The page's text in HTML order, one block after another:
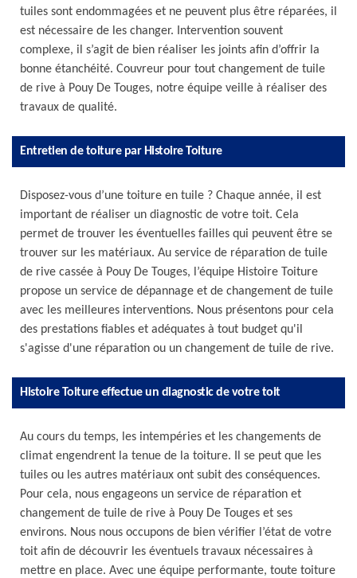
tuiles sont endommagées et ne peuvent plus être réparées, il
est nécessaire de les changer. Intervention souvent
complexe, il s’agit de bien réaliser les joints afin d’offrir la
bonne étanchéité. Couvreur pour tout changement de tuile
de rive à Pouy De Touges, notre équipe veille à réaliser des
travaux de qualité.
Entretien de toiture par Histoire Toiture
Disposez-vous d’une toiture en tuile ? Chaque année, il est
important de réaliser un diagnostic de votre toit. Cela
permet de trouver les éventuelles failles qui peuvent être se
trouver sur les matériaux. Au service de réparation de tuile
de rive cassée à Pouy De Touges, l’équipe Histoire Toiture
propose un service de dépannage et de changement de tuile
avec les meilleures interventions. Nous présentons pour cela
des prestations fiables et adéquates à tout budget qu'il
s'agisse d'une réparation ou un changement de tuile de rive.
Histoire Toiture effectue un diagnostic de votre toit
Au cours du temps, les intempéries et les changements de
climat engendrent la tenue de la toiture. Il se peut que les
tuiles ou les autres matériaux ont subit des conséquences.
Pour cela, nous engageons un service de réparation et
changement de tuile de rive à Pouy De Touges et ses
environs. Nous nous occupons de bien vérifier l’état de votre
toit afin de découvrir les éventuels travaux nécessaires à
mettre en place. Avec une équipe performante, toute toiture